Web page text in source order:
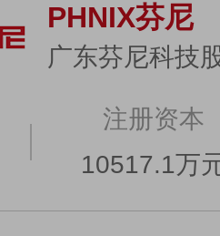
PHNIX芬尼
广东芬尼科技
注册资本
10517.1万